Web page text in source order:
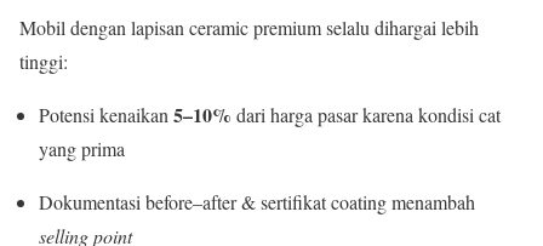
Mobil dengan lapisan ceramic premium selalu dihargai lebih
tinggi:
Potensi kenaikan 5–10% dari harga pasar karena kondisi cat
yang prima
Dokumentasi before–after & sertifikat coating menambah
selling point